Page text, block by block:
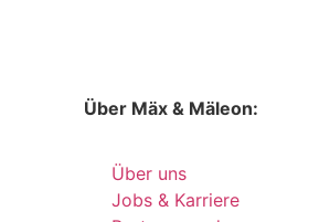
Über Mäx & Mäleon:
Über uns
Jobs & Karriere